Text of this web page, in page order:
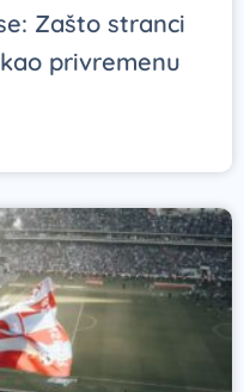
Zašto stranci
privremenu